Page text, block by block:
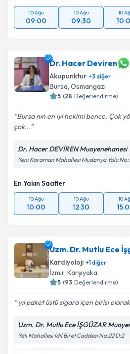
10 Ağu
09:00
10 Ağu
09:30
10
Dr. Hacer Deviren
Akupunktur +3 diğer
Bursa, Osmangazi
5 (28 Değerlendirme)
Bursa nın en iyi hekimi bence. Çok
çok...
Dr. Hacer DEVİREN Muayenehanesi
Yeni Karaman Mahallesi Mudanya Yolu
En Yakın Saatler
10 Ağu
10:00
10 Ağu
12:30
10
Uzm. Dr. Mutlu Ece
Kardiyoloji +1diğer
İzmir, Karşıyaka
5 (93 Değerlendirme)
yıl paket üstü sigara içen birisi
Uzm. Dr. Mutlu Ece İŞGÜZAR
Yalı Mahallesi İdil Biret Caddesi No:22 D:2